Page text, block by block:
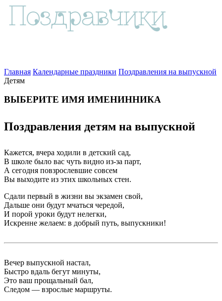
Главная Календарные праздники Поздравления на выпускной
Детям
ВЫБЕРИТЕ ИМЯ ИМЕНИННИКА
Поздравления детям на выпускной
Кажется, вчера ходили в детский сад,
В школе было вас чуть видно из-за парт,
А сегодня повзрослевшие совсем
Вы выходите из этих школьных стен.
Сдали первый в жизни вы экзамен свой,
Дальше они будут мчаться чередой,
И порой уроки будут нелегки,
Искренне желаем: в добрый путь, выпускники!
Вечер выпускной настал,
Быстро вдаль бегут минуты,
Это ваш прощальный бал,
Следом — взрослые маршруты.